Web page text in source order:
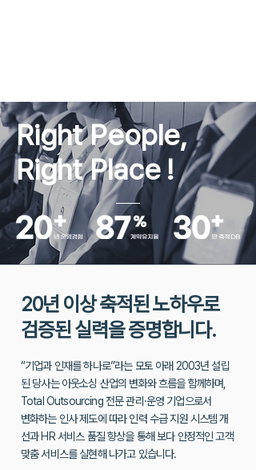
Right People,
Right Place !
20년 이상 축적된 노하우로
검증된 실력을 증명합니다.
“기업과 인재를 하나로”라는 모토 아래 2003년 설립
된 당사는 아웃소싱 산업의 변화와 흐름을 함께하며,
Total Outsourcing 전문 관리·운영 기업으로서
변화하는 인사 제도에 따라 인력 수급 지원 시스템 개
선과 HR 서비스 품질 향상을 통해 보다 안정적인 고객
맞춤 서비스를 실현해 나가고 있습니다.